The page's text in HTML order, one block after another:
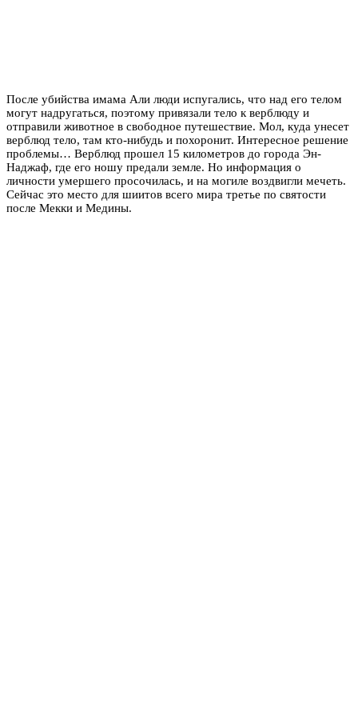
После убийства имама Али люди испугались, что над его телом
могут надругаться, поэтому привязали тело к верблюду и
отправили животное в свободное путешествие. Мол, куда унесет
верблюд тело, там кто-нибудь и похоронит. Интересное решение
проблемы… Верблюд прошел 15 километров до города Эн-
Наджаф, где его ношу предали земле. Но информация о
личности умершего просочилась, и на могиле воздвигли мечеть.
Сейчас это место для шиитов всего мира третье по святости
после Мекки и Медины.